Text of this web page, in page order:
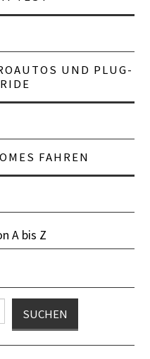
UND PLUG-
FAHREN
A bis Z
SUCHEN